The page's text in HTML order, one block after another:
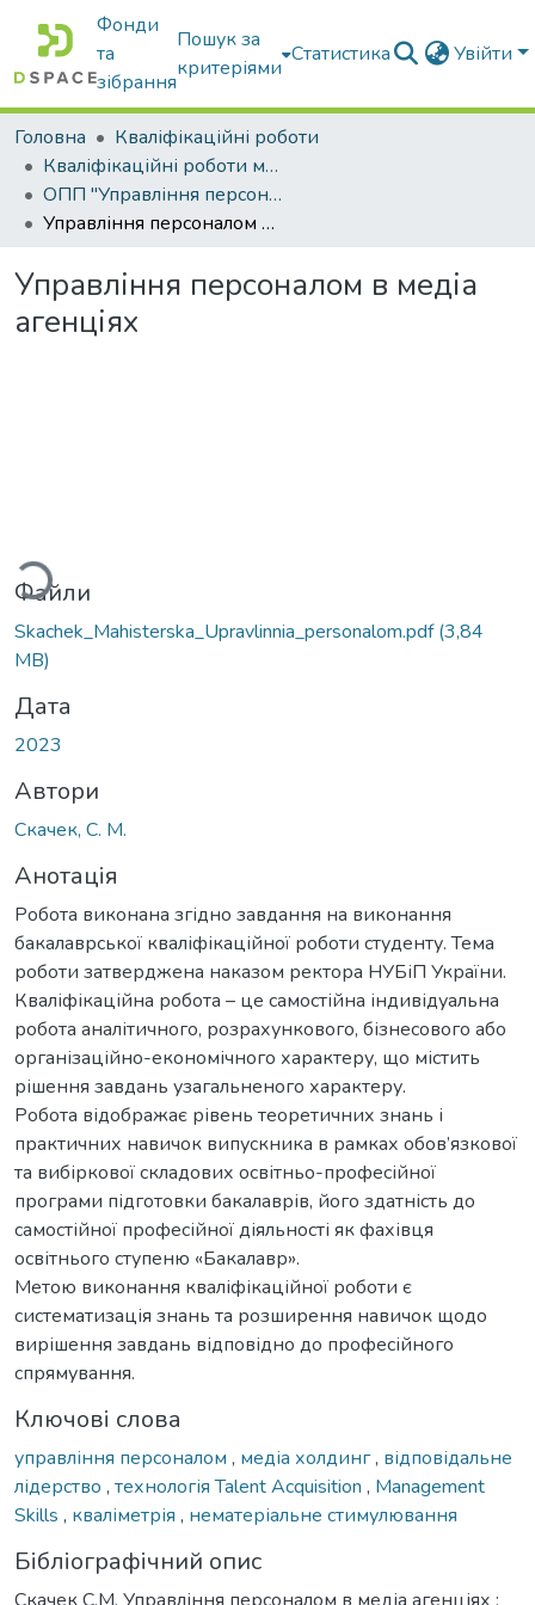
Фонди
та
зібрання
Пошук за
критеріями
Статистика Увійти
Головна
Кваліфікаційні роботи
Кваліфікаційні роботи магістрів
ОПП "Управління персоналом"
Управління персоналом в медіа агенціях
Управління персоналом в медіа
агенціях
Файли
Skachek_Mahisterska_Upravlinnia_personalom.pdf(3,84
MB)
Дата
2023
Автори
Скачек, С. М.
Анотація
Робота виконана згідно завдання на виконання
бакалаврської кваліфікаційної роботи студенту. Тема
роботи затверджена наказом ректора НУБіП України.
Кваліфікаційна робота – це самостійна індивідуальна
робота аналітичного, розрахункового, бізнесового або
організаційно-економічного характеру, що містить
рішення завдань узагальненого характеру.
Робота відображає рівень теоретичних знань і
практичних навичок випускника в рамках обов’язкової
та вибіркової складових освітньо-професійної
програми підготовки бакалаврів, його здатність до
самостійної професійної діяльності як фахівця
освітнього ступеню «Бакалавр».
Метою виконання кваліфікаційної роботи є
систематизація знань та розширення навичок щодо
вирішення завдань відповідно до професійного
спрямування.
Ключові слова
управління персоналом , медіа холдинг, відповідальне
лідерство , технологія Talent Acquisition , Management
Skills , кваліметрія , нематеріальне стимулювання
Бібліографічний опис